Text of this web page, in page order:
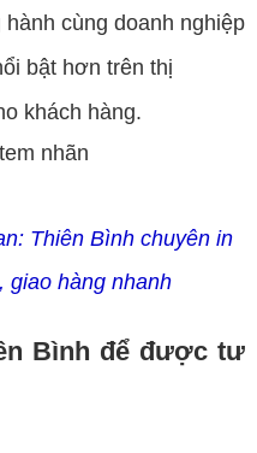
cùng doanh nghiệp
bật hơn trên thị
khách hàng.
Thiên Bình chuyên in
giao hàng nhanh
Bình để được tư